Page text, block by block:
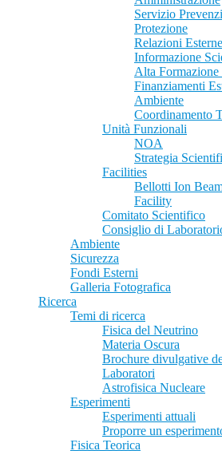
Servizio
Protezione
Relazioni
Informazione
Alta
Finanziamenti
Ambiente
Coordinamento
Unità Funzionali
NOA
Strategia
Facilities
Bellotti Ion
Facility
Comitato Scientifico
Consiglio di
Ambiente
Sicurezza
Fondi Esterni
Galleria Fotografica
Ricerca
Temi di ricerca
Fisica del Neutrino
Materia Oscura
Brochure divulgative
Laboratori
Astrofisica Nucleare
Esperimenti
Esperimenti attuali
Proporre un
Fisica Teorica